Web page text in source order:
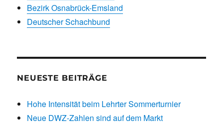
Bezirk Osnabrück-Emsland
Deutscher Schachbund
NEUESTE BEITRÄGE
Hohe Intensität beim Lehrter Sommerturnier
Neue DWZ-Zahlen sind auf dem Markt